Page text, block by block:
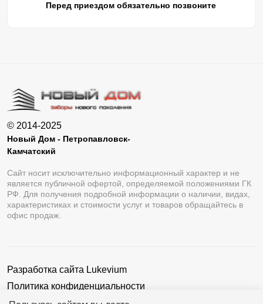
Перед приездом обязательно позвоните
© 2014-2025
Новый Дом - Петропавловск-
Камчатский
Сайт носит исключительно информационный характер и не
является публичной офертой, определяемой положениями ГК
РФ. Для получения подробной информации о наличии, видах,
характеристиках и стоимости услуг и товаров обращайтесь в
офис продаж.
Разработка сайта Lukevium
Политика конфиденциальности
Пользовательское соглашение